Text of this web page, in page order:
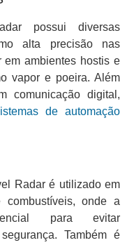
possui diversas
alta precisão nas
em ambientes hostis e
vapor e poeira. Além
comunicação digital,
de automação
Radar é utilizado em
combustíveis, onde a
para evitar
Também é